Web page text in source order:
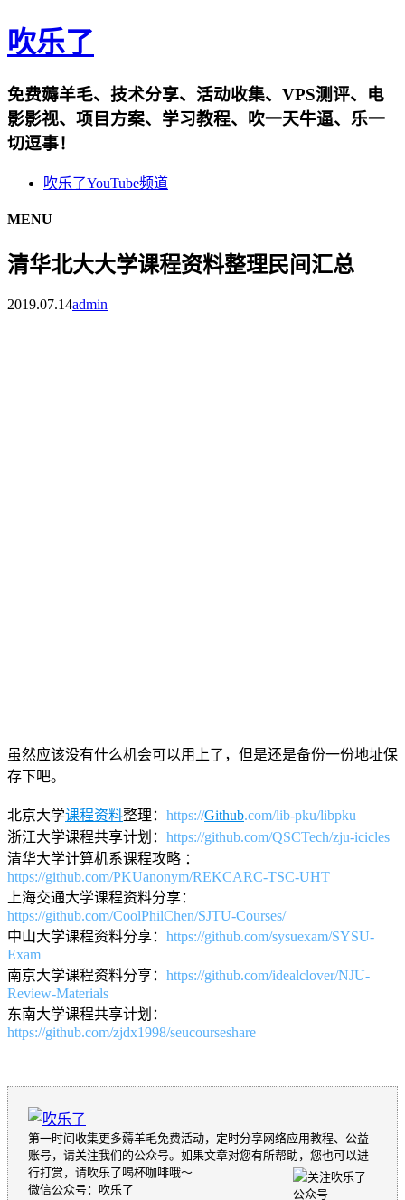
吹乐了
免费薅羊毛、技术分享、活动收集、VPS测评、电
影影视、项目方案、学习教程、吹一天牛逼、乐一
切逗事！
吹乐了YouTube频道
MENU
清华北大大学课程资料整理民间汇总
2019.07.14admin
虽然应该没有什么机会可以用上了，但是还是备份一份地址保
存下吧。
北京大学课程资料整理： https://Github.com/lib-pku/libpku
浙江大学课程共享计划： https://github.com/QSCTech/zju-icicles
清华大学计算机系课程攻略 ：
https://github.com/PKUanonym/REKCARC-TSC-UHT
上海交通大学课程资料分享：
https://github.com/CoolPhilChen/SJTU-Courses/
中山大学课程资料分享： https://github.com/sysuexam/SYSU-
Exam
南京大学课程资料分享： https://github.com/idealclover/NJU-
Review-Materials
东南大学课程共享计划：
https://github.com/zjdx1998/seucourseshare
第一时间收集更多薅羊毛免费活动，定时分享网络应用教程、公益
账号，请关注我们的公众号。如果文章对您有所帮助，您也可以进
行打赏，请吹乐了喝杯咖啡哦～
微信公众号：吹乐了